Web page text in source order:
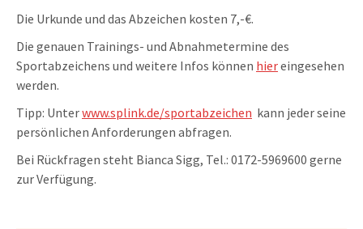
Die Urkunde und das Abzeichen kosten 7,-€.
Die genauen Trainings- und Abnahmetermine des
Sportabzeichens und weitere Infos können hiereingesehen
werden.
Tipp: Unterwww.splink.de/sportabzeichen kann jeder seine
persönlichen Anforderungen abfragen.
Bei Rückfragen steht Bianca Sigg, Tel.: 0172-5969600 gerne
zur Verfügung.